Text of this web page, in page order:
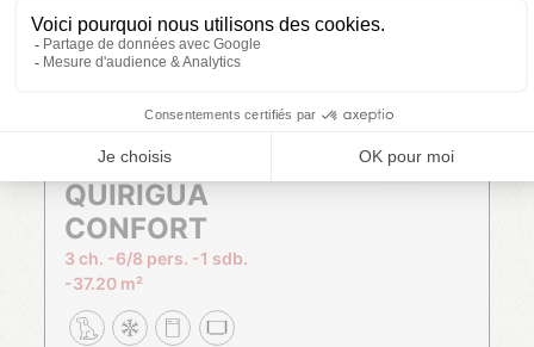
D'AUTRES DATES
Chalet
QUIRIGUA
CONFORT
3 ch. 6/8 pers.
1 sdb.
37.20 m²